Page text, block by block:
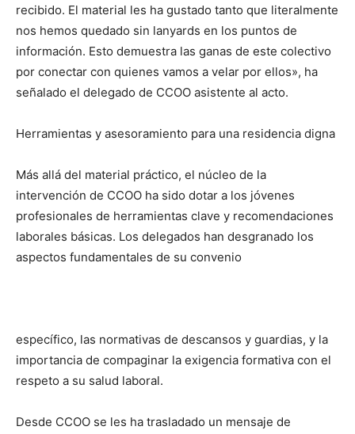
recibido. El material les ha gustado tanto que literalmente
nos hemos quedado sin lanyards en los puntos de
información. Esto demuestra las ganas de este colectivo
por conectar con quienes vamos a velar por ellos», ha
señalado el delegado de CCOO asistente al acto.
Herramientas y asesoramiento para una residencia digna
Más allá del material práctico, el núcleo de la
intervención de CCOO ha sido dotar a los jóvenes
profesionales de herramientas clave y recomendaciones
laborales básicas. Los delegados han desgranado los
aspectos fundamentales de su convenio
específico, las normativas de descansos y guardias, y la
importancia de compaginar la exigencia formativa con el
respeto a su salud laboral.
Desde CCOO se les ha trasladado un mensaje de